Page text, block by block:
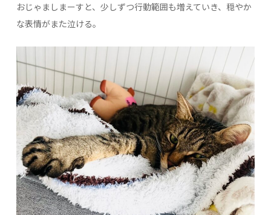
おじゃましまーすと、少しずつ行動範囲も増えていき、穏やか
な表情がまた泣ける。